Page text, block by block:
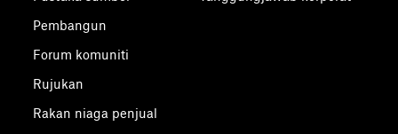
Pembangun
Forum komuniti
Rujukan
Rakan niaga penjual